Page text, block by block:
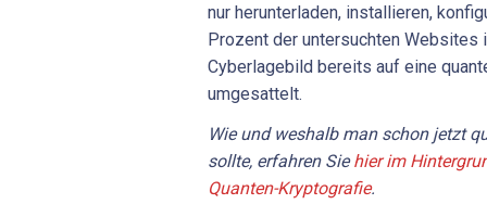
nur herunterladen, installieren,
Prozent der untersuchten Websites
Cyberlagebild bereits auf eine
umgesattelt.
Wie und weshalb man schon jetzt
sollte, erfahren Siehier im
Quanten-Kryptografie.